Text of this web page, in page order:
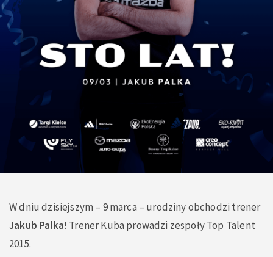
W dniu dzisiejszym – 9 marca – urodziny obchodzi trener
Jakub Palka! Trener Kuba prowadzi zespoły Top Talent
2015.